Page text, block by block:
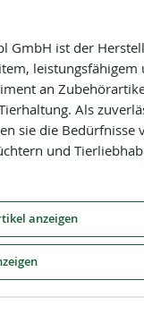
GmbH ist der
leistungsfähigem
an
Als
sie die Bedürfnisse
und
anzeigen